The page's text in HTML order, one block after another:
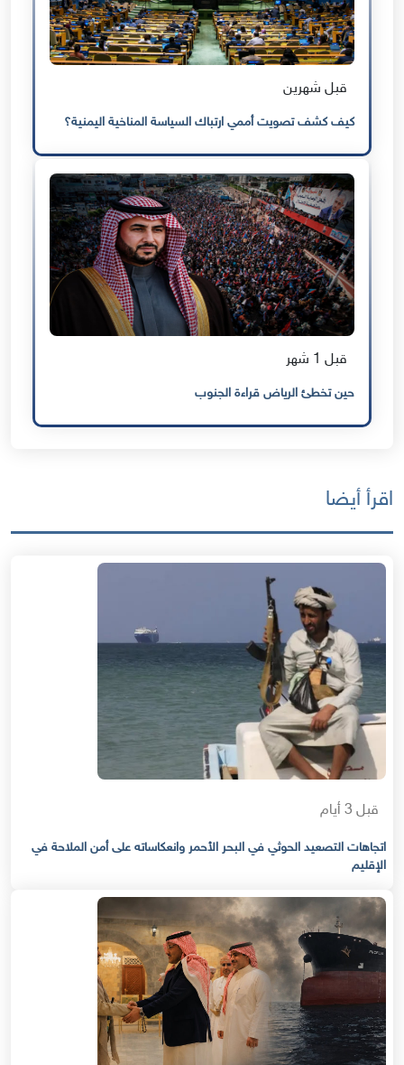
قبل شهرين
كيف كشف تصويت أممي ارتباك السياسة المناخية اليمنية؟
قبل 1 شهر
حين تخطئ الرياض قراءة الجنوب
اقرأ أيضا
قبل 3 أيام
اتجاهات التصعيد الحوثي في البحر الأحمر وانعكاساته على أمن الملاحة في
الإقليم